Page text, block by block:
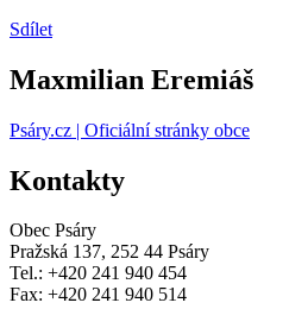
Sdílet
Maxmilian Eremiáš
Psáry.cz | Oficiální stránky obce
Kontakty
Obec Psáry
Pražská 137, 252 44 Psáry
Tel.: +420 241 940 454
Fax: +420 241 940 514